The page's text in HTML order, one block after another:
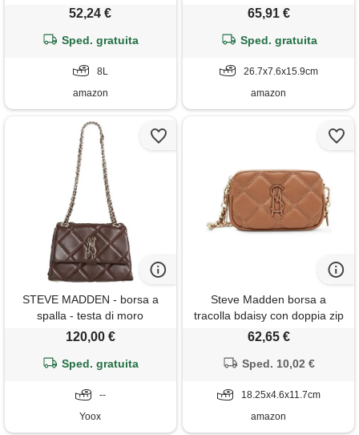
unica, trasparente, 8 l x 5 h x
52,24 €
Sped. gratuita
8L
amazon
crossbody, borsa a tracolla
65,91 €
Sped. gratuita
26.7x7.6x15.9cm
amazon
STEVE MADDEN - borsa a
spalla - testa di moro
120,00 €
Sped. gratuita
--
Yoox
Steve Madden borsa a
tracolla bdaisy con doppia zip
da donna, cognac, taglia
62,65 €
Sped. 10,02 €
18.25x4.6x11.7cm
amazon